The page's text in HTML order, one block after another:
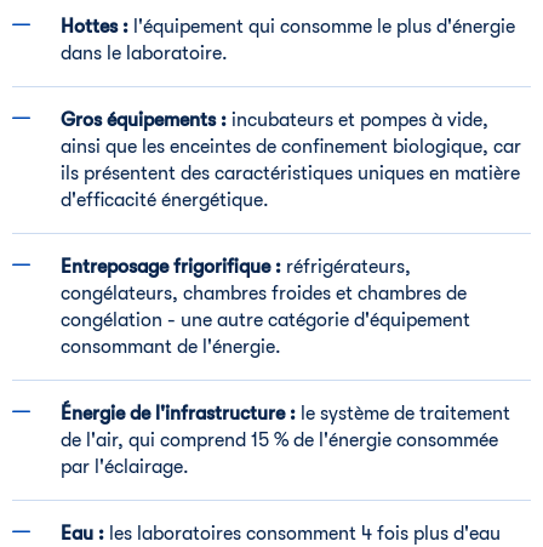
Hottes : l'équipement qui consomme le plus d'énergie
dans le laboratoire.
Gros équipements : incubateurs et pompes à vide,
ainsi que les enceintes de confinement biologique, car
ils présentent des caractéristiques uniques en matière
d'efficacité énergétique.
Entreposage frigorifique : réfrigérateurs,
congélateurs, chambres froides et chambres de
congélation - une autre catégorie d'équipement
consommant de l'énergie.
Énergie de l'infrastructure : le système de traitement
de l'air, qui comprend 15 % de l'énergie consommée
par l'éclairage.
Eau : les laboratoires consomment 4 fois plus d'eau